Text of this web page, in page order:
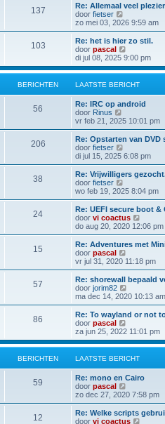
k
a
s
t
e
r
c
h
t
137
Re: Allemaal veel
door fietser
e
k
i
j
k
a
a
t
s
t
b
e
r
c
h
t
zo mei 03, 2026 9:59 am
103
Re: het is hier zo stil.
door pascal
e
k
i
j
a
s
b
e
r
c
h
t
di jul 08, 2025 9:00 pm
BERICHTEN LAATSTE BERICHT
56
Re: IRC op android
door Rinus
e
k
i
j
k
a
t
s
e
b
e
r
i
c
h
t
vr feb 21, 2025 10:01 pm
206
Re: Opstarten van
door fietser
e
k
i
k
a
t
s
e
b
e
r
i
c
h
t
di jul 15, 2025 6:08 pm
38
Re: Vrijwilligers
door fietser
e
k
i
j
k
a
t
s
e
b
e
r
i
c
h
t
wo feb 19, 2025 8:04 pm
24
Re: UEFI secure boot &
door vi coactus
e
k
i
k
a
t
s
e
e
r
h
t
do aug 20, 2020 12:06 pm
15
Re: Adventures met
door pascal
e
k
i
k
a
a
t
s
t
b
e
r
c
h
t
vr jul 31, 2020 11:18 pm
57
Re: shorewall bepaald
door jorim82
e
k
i
k
a
a
t
s
t
b
e
r
i
ma dec 14, 2020 10:13 am
86
Re: To wayland or not
door pascal
e
k
i
j
a
t
s
t
za jun 25, 2022 11:01 pm
BERICHTEN LAATSTE BERICHT
59
Re: mono en Cairo
door pascal
e
k
i
j
zo dec 27, 2020 7:58 pm
12
Re: Welke scripts
door vi coactus